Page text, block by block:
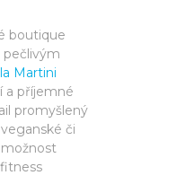
boutique
pečlivým
Martini
a příjemné
promyšlený
či